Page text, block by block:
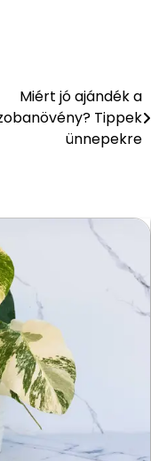
Miért jó ajándék a
Tippek
ünnepekre